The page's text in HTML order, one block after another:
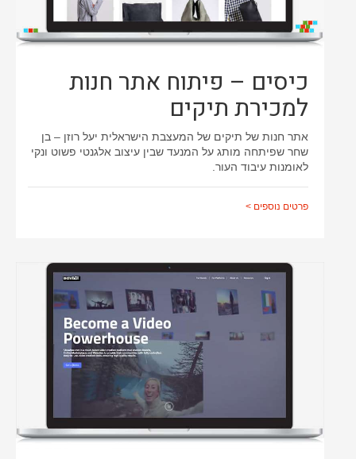
כיסים – פיתוח אתר חנות
למכירת תיקים
אתר חנות של תיקים של המעצבת הישראלית יעל רוזן – בן
שחר שפיתחה מותג על המנעד שבין עיצוב אלגנטי פשוט ונקי
לאומנות עיבוד העור.
פרטים נוספים >